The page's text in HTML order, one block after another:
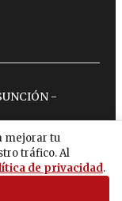
mejorar tu
tráfico. Al
de privacidad.
-